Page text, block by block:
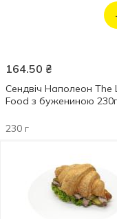
164.50 ₴
Сендвіч Наполеон The
Food з бужениною 230г
230 г